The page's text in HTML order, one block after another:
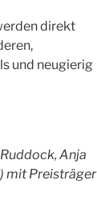
direkt
und neugierig
Anja
mit Preisträger